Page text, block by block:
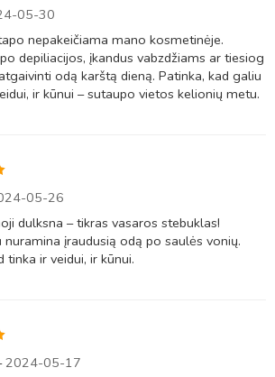
05-30
nepakeičiama mano kosmetinėje.
depiliacijos, įkandus vabzdžiams ar tiesiog
odą karštą dieną. Patinka, kad galiu
ir kūnui – sutaupo vietos kelionių metu.
05-26
dulksna – tikras vasaros stebuklas!
nuramina įraudusią odą po saulės vonių.
tinka ir veidui, ir kūnui.
2024-05-17